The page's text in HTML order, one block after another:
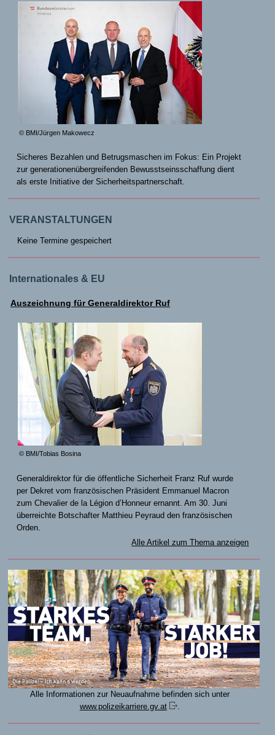
© BMI/Jürgen Makowecz
Sicheres Bezahlen und Betrugsmaschen im Fokus: Ein Projekt
zur generationenübergreifenden Bewusstseinsschaffung dient
als erste Initiative der Sicherheitspartnerschaft.
VERANSTALTUNGEN
Keine Termine gespeichert
Internationales & EU
Auszeichnung für Generaldirektor Ruf
© BMI/Tobias Bosina
Generaldirektor für die öffentliche Sicherheit Franz Ruf wurde
per Dekret vom französischen Präsident Emmanuel Macron
zum Chevalier de la Légion d’Honneur ernannt. Am 30. Juni
überreichte Botschafter Matthieu Peyraud den französischen
Orden.
Alle Artikel zum Thema anzeigen
Alle Informationen zur Neuaufnahme befinden sich unter
www.polizeikarriere.gv.at
.